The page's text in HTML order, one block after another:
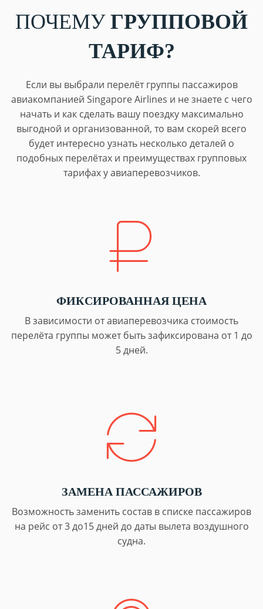
ПОЧЕМУ ГРУППОВОЙ
ТАРИФ?
Если вы выбрали перелёт группы пассажиров
авиакомпанией Singapore Airlines и не знаете с чего
начать и как сделать вашу поездку максимально
выгодной и организованной, то вам скорей всего
будет интересно узнать несколько деталей о
подобных перелётах и преимуществах групповых
тарифах у авиаперевозчиков.
ФИКСИРОВАННАЯ ЦЕНА
В зависимости от авиаперевозчика стоимость
перелёта группы может быть зафиксирована от 1 до
5 дней.
ЗАМЕНА ПАССАЖИРОВ
Возможность заменить состав в списке пассажиров
на рейс от 3 до15 дней до даты вылета воздушного
судна.